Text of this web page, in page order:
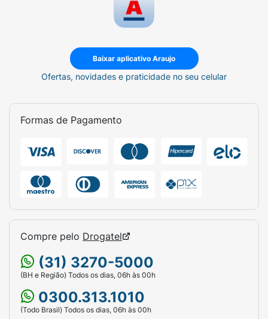
Baixar aplicativo Araujo
Ofertas, novidades e praticidade no seu celular
Formas de Pagamento
Compre pelo Drogatel
(31) 3270-5000
(BH e Região) Todos os dias, 06h às 00h
0300.313.1010
(Todo Brasil) Todos os dias, 06h às 00h